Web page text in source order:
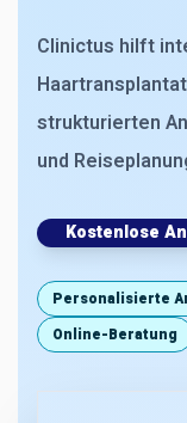
Clinictus hilft
strukturierten
und
Kostenlose
Personalisierte
Online-Beratung